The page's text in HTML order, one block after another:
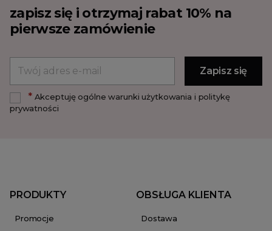
zapisz się i otrzymaj rabat 10% na
pierwsze zamówienie
*Akceptuję ogólne warunki użytkowania i politykę
prywatności
PRODUKTY
Promocje
OBSŁUGA KLIENTA
Dostawa